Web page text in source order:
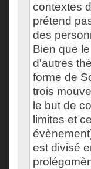
contextes
prétend
des
Bien que
d'autres
forme de
trois
le but de
limites et
est divisé